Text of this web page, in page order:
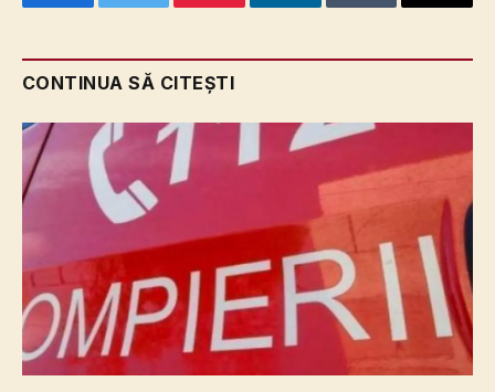
FacebookTwitter Pinterest LinkedInTumblr Email
CONTINUA SĂ CITEȘTI